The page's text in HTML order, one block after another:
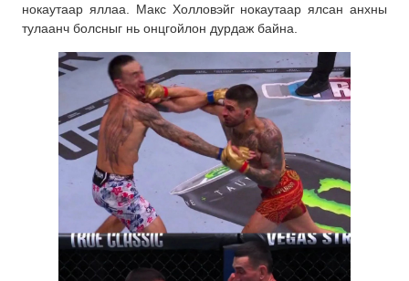
нокаутаар яллаа. Макс Холловэйг нокаутаар ялсан анхны
тулаанч болсныг нь онцгойлон дурдаж байна.